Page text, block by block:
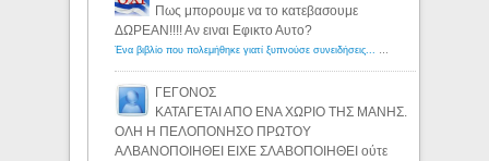
Πως μπορουμε να το κατεβασουμε
ΔΩΡΕΑΝ!!!! Αν ειναι Εφικτο Αυτο?
ΓΕΓΟΝΟΣ
ΚΑΤΑΓΕΤΑΙ ΑΠΟ ΕΝΑ ΧΩΡΙΟ ΤΗΣ ΜΑΝΗΣ.
ΟΛΗ Η ΠΕΛΟΠΟΝΗΣΟ ΠΡΩΤΟΥ
ΑΛΒΑΝΟΠΟΙΗΘΕΙ ΕΙΧΕ ΣΛΑΒΟΠΟΙΗΘΕΙ ούτε